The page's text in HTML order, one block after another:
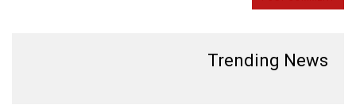
Trending News